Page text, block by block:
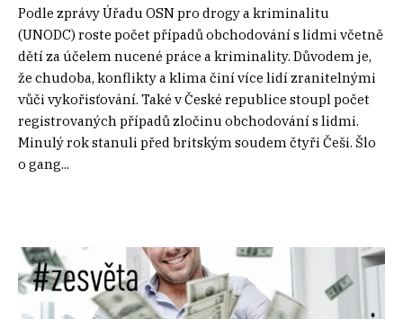
Podle zprávy Úřadu OSN pro drogy a kriminalitu
(UNODC) roste počet případů obchodování s lidmi včetně
dětí za účelem nucené práce a kriminality. Důvodem je,
že chudoba, konflikty a klima činí více lidí zranitelnými
vůči vykořisťování. Také v České republice stoupl počet
registrovaných případů zločinu obchodování s lidmi.
Minulý rok stanuli před britským soudem čtyři Češi. Šlo
o gang...